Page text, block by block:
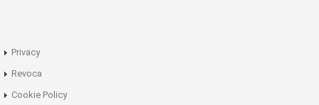
Privacy
Revoca
Cookie Policy